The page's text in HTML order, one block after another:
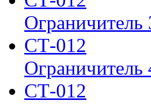
Ограничитель
СТ-012
Ограничитель
СТ-012